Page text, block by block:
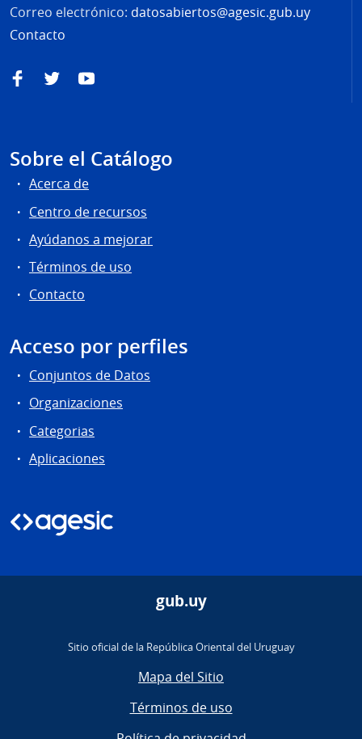
Correo electrónico: datosabiertos@agesic.gub.uy
Contacto
FacebookTwitterYouTube
Sobre el Catálogo
Acerca de
Centro de recursos
Ayúdanos a mejorar
Términos de uso
Contacto
Acceso por perfiles
Conjuntos de Datos
Organizaciones
Categorias
Aplicaciones
gub.uy
Sitio oficial de la República Oriental del Uruguay
Mapa del Sitio
Términos de uso